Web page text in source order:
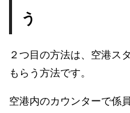
う
２つ目の方法は、空港ス
もらう方法です。
空港内のカウンターで係